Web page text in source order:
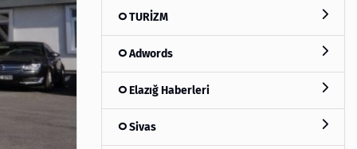
TURİZM
Adwords
Elazığ Haberleri
Sivas